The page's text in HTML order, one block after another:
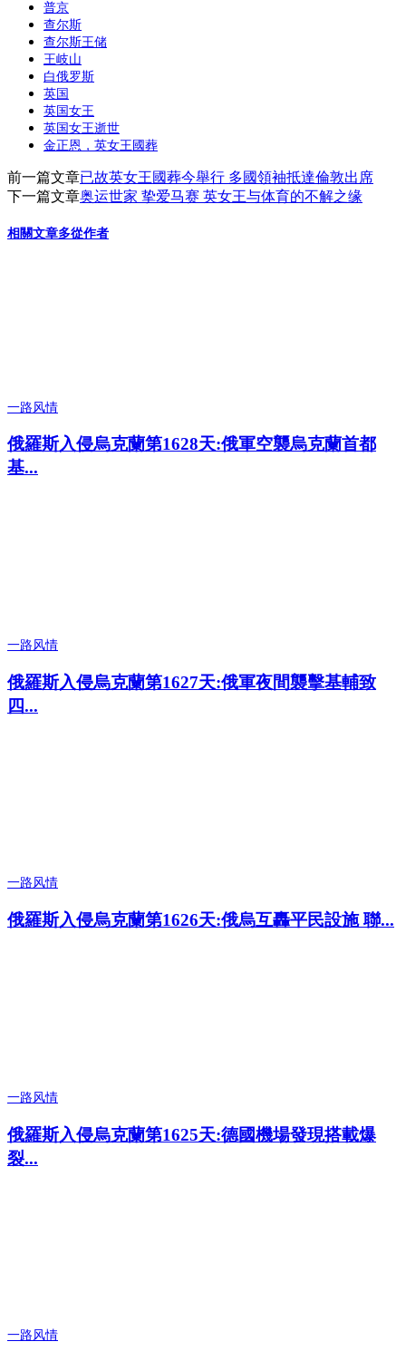
普京
查尔斯
查尔斯王储
王岐山
白俄罗斯
英国
英国女王
英国女王逝世
金正恩，英女王國葬
前一篇文章已故英女王國葬今舉行 多國領袖抵達倫敦出席
下一篇文章奥运世家 挚爱马赛 英女王与体育的不解之缘
相關文章多從作者
一路风情
俄羅斯入侵烏克蘭第1628天:俄軍空襲烏克蘭首都
基...
一路风情
俄羅斯入侵烏克蘭第1627天:俄軍夜間襲擊基輔致
四...
一路风情
俄羅斯入侵烏克蘭第1626天:俄烏互轟平民設施 聯...
一路风情
俄羅斯入侵烏克蘭第1625天:德國機場發現搭載爆
裂...
一路风情